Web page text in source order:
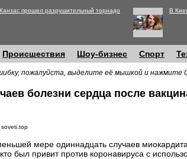
прошел разрушительный торнадо В
Происшествия Шоу-бизнес Спорт
пожалуйста, выделите её мышкой и нажмите
болезни сердца после
мере одиннадцать случаев
был привит против коронавируса с